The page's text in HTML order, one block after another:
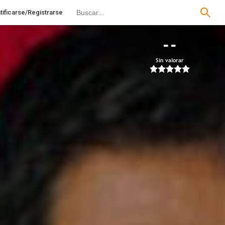
Registrarse
--
Sin valorar